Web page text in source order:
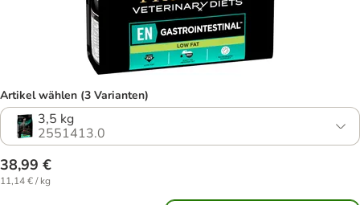
Artikel wählen (3 Varianten)
3,5 kg
2551413.0
38,99 €
11,14 € / kg